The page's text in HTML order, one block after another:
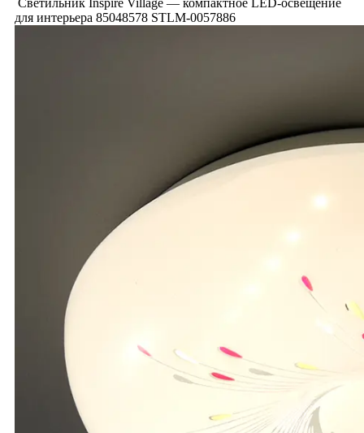
Светильник Inspire Village — компактное LED-освещение
для интерьера 85048578 STLM-0057886